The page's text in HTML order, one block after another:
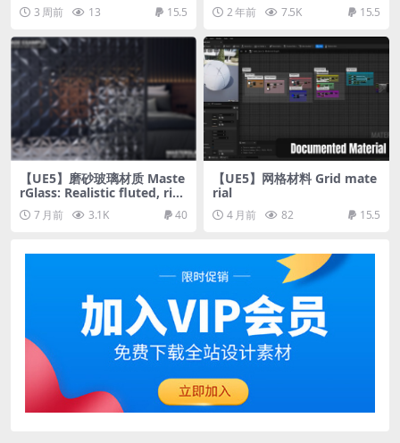
3 周前 13 15.5 2 年前 7.5K 15.5
【UE5】磨砂玻璃材质 Maste
rGlass: Realistic fluted, rib
bed, and frosted glass
7 月前 3.1K 40
【UE5】网格材料 Grid mate
rial
4 月前 82 15.5